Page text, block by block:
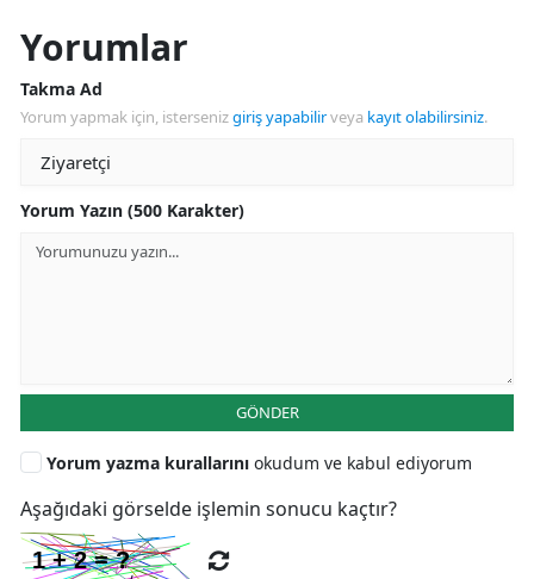
Yorumlar
Takma Ad
Yorum yapmak için, istersenizgiriş yapabilirveya kayıt olabilirsiniz.
Yorum Yazın (500 Karakter)
GÖNDER
Yorum yazma kurallarını okudum ve kabul ediyorum
Aşağıdaki görselde işlemin sonucu kaçtır?